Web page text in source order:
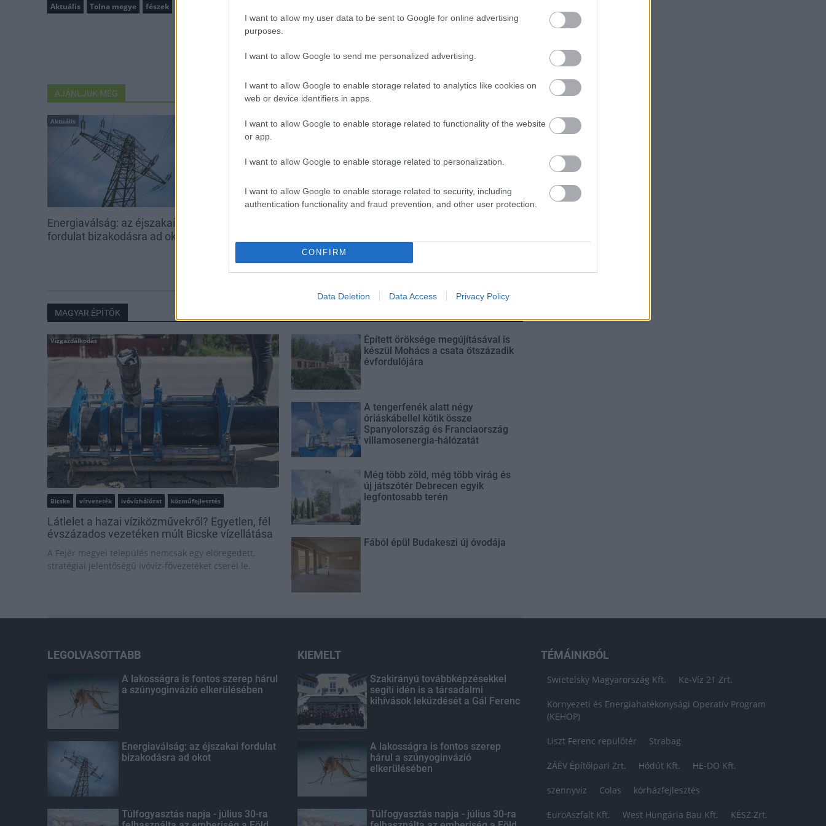
I want to allow my user data to be sent to Google for online advertising
purposes.
I want to allow Google to send me personalized advertising.
I want to allow Google to enable storage related to analytics like cookies on
web or device identifiers in apps.
I want to allow Google to enable storage related to functionality of the website
or app.
I want to allow Google to enable storage related to personalization.
I want to allow Google to enable storage related to security, including
authentication functionality and fraud prevention, and other user protection.
CONFIRM
Data Deletion Data Access Privacy Policy
Aktuális Tolna megye fészek
AJÁNLJUK MÉG
Aktuális
Energiaválság: az éjszakai
fordulat bizakodásra ad okot
Aktuális
MAGYAR ÉPÍTŐK
Vízgazdálkodás
Bicske vízvezeték ivóvízhálózat közműfejlesztés
Látlelet a hazai víziközművekről? Egyetlen, fél
évszázados vezetéken múlt Bicske vízellátása
A Fejér megyei település nemcsak egy elöregedett,
stratégiai jelentőségű ivóvíz-fővezetéket cserél le.
Épített öröksége megújításával is
készül Mohács a csata ötszázadik
évfordulójára
A tengerfenék alatt négy
óriáskábellel kötik össze
Spanyolország és Franciaország
villamosenergia-hálózatát
Még több zöld, még több virág és
új játszótér Debrecen egyik
legfontosabb terén
Fából épül Budakeszi új óvodája
LEGOLVASOTTABB
A lakosságra is fontos szerep hárul
a szúnyoginvázió elkerülésében
Energiaválság: az éjszakai fordulat
bizakodásra ad okot
Túlfogyasztás napja - július 30-ra
KIEMELT
Szakirányú továbbképzésekkel
segíti idén is a társadalmi
kihívások leküzdését a Gál Ferenc
A lakosságra is fontos szerep
hárul a szúnyoginvázió
elkerülésében
Túlfogyasztás napja - július 30-ra
TÉMÁINKBÓL
Swietelsky Magyarország Kft. Ke-Víz 21 Zrt.
Környezeti és Energiahatékonysági Operatív Program
(KEHOP)
Liszt Ferenc repülőtér Strabag
ZÁÉV Építőipari Zrt. Hódút Kft. HE-DO Kft.
szennyvíz Colas kórházfejlesztés
EuroAszfalt Kft. West Hungária Bau Kft. KÉSZ Zrt.